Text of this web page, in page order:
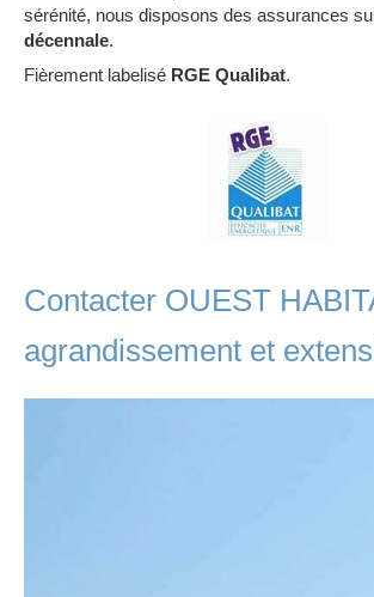
sérénité, nous disposons des assurances
décennale.
Fièrement labelisé RGE Qualibat.
Contacter OUEST
agrandissement et